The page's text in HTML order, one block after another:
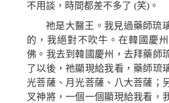
不用談，時間都差不多了 (笑) 。
祂是大醫王。我見過藥師琉
的，我絕對不吹牛。在韓國慶
佛。我去到韓國慶州，去拜藥師
了以後，祂顯現給我看，藥師琉
光菩薩、月光菩薩、八大菩薩；
叉神將，一個一個顯現給我看，